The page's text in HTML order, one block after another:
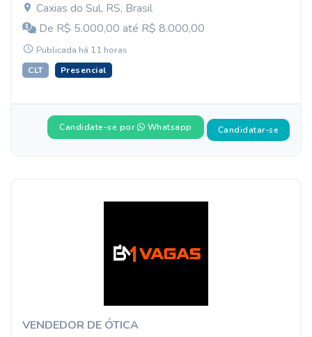
Caxias do Sul, RS, Brasil
De R$ 5.000,00 até R$ 8.000,00
Publicada há 11 horas
CLT Presencial
Candidate-se por Whatsapp Candidatar-se
VENDEDOR DE ÓTICA